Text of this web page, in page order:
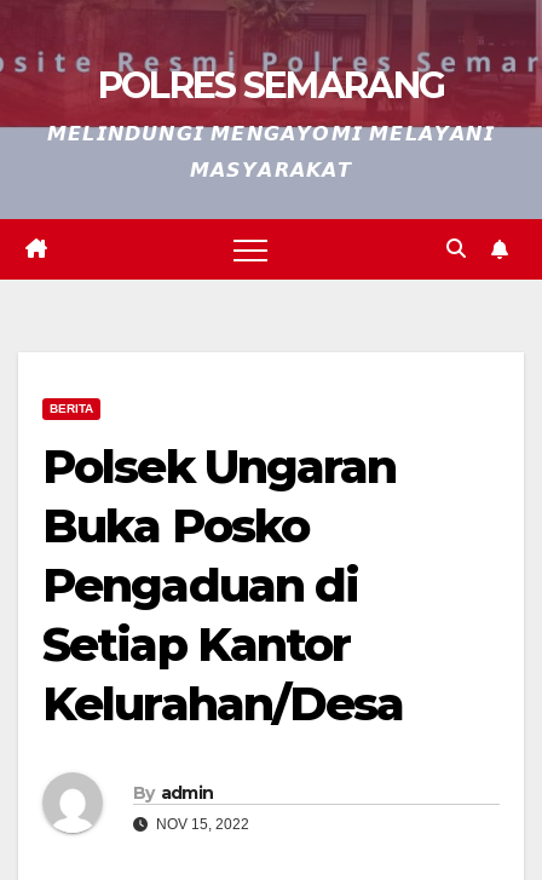
POLRES SEMARANG
𝙈𝙀𝙇𝙄𝙉𝘿𝙐𝙉𝙂𝙄 𝙈𝙀𝙉𝙂𝘼𝙔𝙊𝙈𝙄 𝙈𝙀𝙇𝘼𝙔𝘼𝙉𝙄
𝙈𝘼𝙎𝙔𝘼𝙍𝘼𝙆𝘼𝙏
BERITA
Polsek Ungaran
Buka Posko
Pengaduan di
Setiap Kantor
Kelurahan/Desa
By admin
NOV 15, 2022